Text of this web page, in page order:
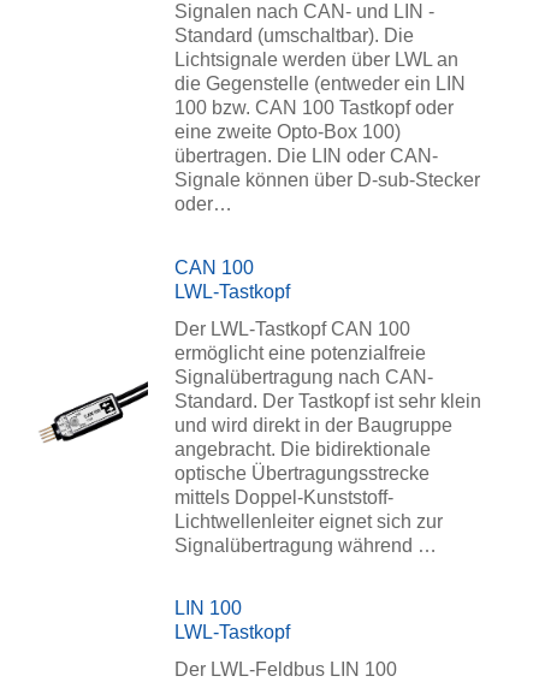
Signalen nach CAN- und LIN -
Standard (umschaltbar). Die
Lichtsignale werden über LWL an
die Gegenstelle (entweder ein LIN
100 bzw. CAN 100 Tastkopf oder
eine zweite Opto-Box 100)
übertragen. Die LIN oder CAN-
Signale können über D-sub-Stecker
oder…
CAN 100
LWL-Tastkopf
Der LWL-Tastkopf CAN 100
ermöglicht eine potenzialfreie
Signalübertragung nach CAN-
Standard. Der Tastkopf ist sehr klein
und wird direkt in der Baugruppe
angebracht. Die bidirektionale
optische Übertragungsstrecke
mittels Doppel-Kunststoff-
Lichtwellenleiter eignet sich zur
Signalübertragung während …
LIN 100
LWL-Tastkopf
Der LWL-Feldbus LIN 100